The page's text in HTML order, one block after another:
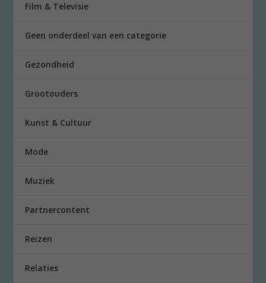
Film & Televisie
Geen onderdeel van een categorie
Gezondheid
Grootouders
Kunst & Cultuur
Mode
Muziek
Partnercontent
Reizen
Relaties